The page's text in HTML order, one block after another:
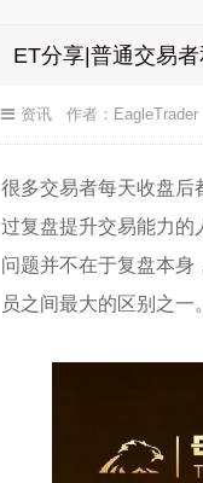
ET分享|普通交易
资讯 作者： EagleTrader
很多交易者每天收盘后
过复盘提升交易能力的
问题并不在于复盘本身
员之间最大的区别之一。